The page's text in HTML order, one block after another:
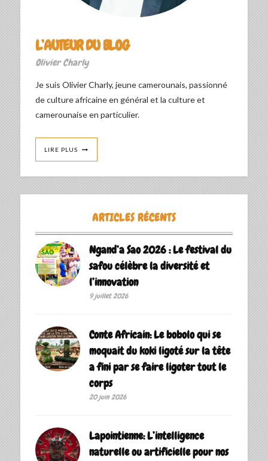
L’AUTEUR DU BLOG
Olivier Charly
Je suis Olivier Charly, jeune camerounais, passionné
de culture africaine en général et la culture et
camerounaise en particulier.
LIRE PLUS
ARTICLES RÉCENTS
Ngand’a Sao 2026 : Le festival du
safou célèbre la diversité et
l’innovation
9 juillet 2026
Conte Africain: Le bobolo qui se
moquait du koki ligoté sur la tête
a fini par se faire ligoter tout le
corps
20 juin 2026
Lapointienne: L’intelligence
naturelle ou artificielle pour nos